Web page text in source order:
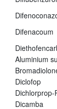
Difenacoum
Aluminium
Diclofop
Dichlorprop-
Dicamba